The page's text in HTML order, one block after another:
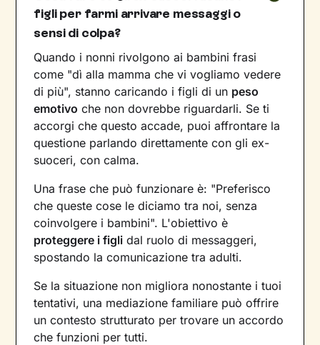
figli per farmi arrivare messaggi o
sensi di colpa?
Quando i nonni rivolgono ai bambini frasi
come "dì alla mamma che vi vogliamo vedere
di più", stanno caricando i figli di un peso
emotivo che non dovrebbe riguardarli. Se ti
accorgi che questo accade, puoi affrontare la
questione parlando direttamente con gli ex-
suoceri, con calma.
Una frase che può funzionare è: "Preferisco
che queste cose le diciamo tra noi, senza
coinvolgere i bambini". L'obiettivo è
proteggere i figli dal ruolo di messaggeri,
spostando la comunicazione tra adulti.
Se la situazione non migliora nonostante i tuoi
tentativi, una mediazione familiare può offrire
un contesto strutturato per trovare un accordo
che funzioni per tutti.